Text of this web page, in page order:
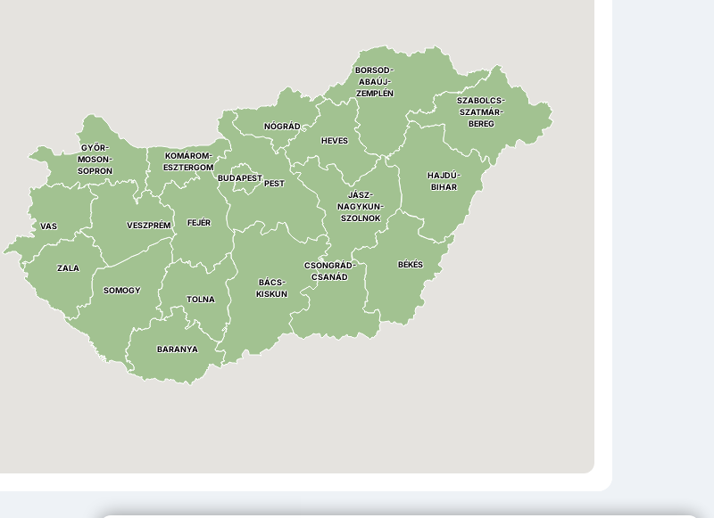
BUDAPEST
BARANYA
BÁCS-
KISKUN
BÉKÉS
BORSOD-
ABAÚJ-
ZEMPLÉN
CSONGRÁD-
CSANÁD
FEJÉR
GYŐR-
MOSON-
SOPRON
HAJDÚ-
BIHAR
HEVES
JÁSZ-
NAGYKUN-
SZOLNOK
KOMÁROM-
ESZTERGOM
NÓGRÁD
PEST
SOMOGY
SZABOLCS-
SZATMÁR-
BEREG
TOLNA
VAS VESZPRÉM
ZALA